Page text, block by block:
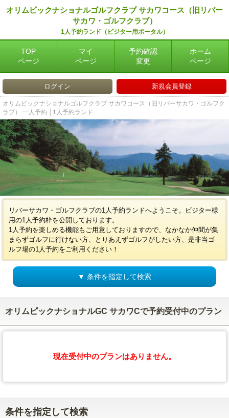
オリムピックナショナルゴルフクラブ サカワコース（旧リバー
サカワ・ゴルフクラブ）
1人予約ランド（ビジター用ポータル）
TOP
ページ
マイ
ページ
予約確認
変更
ホーム
ページ
ログイン 新規会員登録
オリムピックナショナルゴルフクラブ サカワコース（旧リバーサカワ・ゴルフク
ラブ） 一人予約 │1人予約ランド
リバーサカワ・ゴルフクラブの1人予約ランドへようこそ。ビジター様
用の1人予約枠を公開しております。
1人予約を楽しめる機能もご用意しておりますので、なかなか仲間が集
まらずゴルフに行けない方、とりあえずゴルフがしたい方、是非当ゴ
ルフ場の1人予約をご利用ください！
▼ 条件を指定して検索
オリムピックナショナルGC サカワCで予約受付中のプラン
現在受付中のプランはありません。
条件を指定して検索